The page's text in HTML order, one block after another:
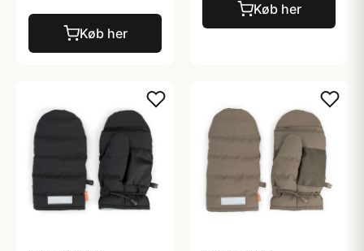
Køb her
Køb her